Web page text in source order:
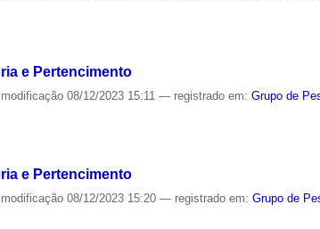
e Pertencimento
08/12/2023 15:11— registrado em:Grupo de
e Pertencimento
08/12/2023 15:20— registrado em:Grupo de